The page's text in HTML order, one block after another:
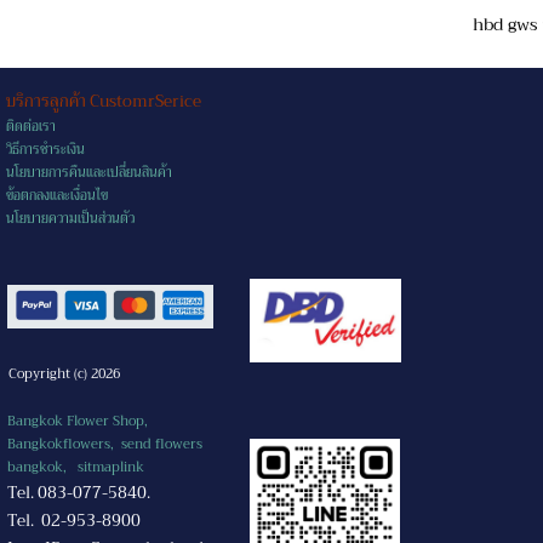
hbd gws
บริการลูกค้า CustomrSerice
ติดต่อเรา
วิธีการชำระเงิน
นโยบายการคืนและเปลี่ยนสินค้า
ข้อตกลงและเงื่อนไข
นโยบายความเป็นส่วนตัว
Copyright (c) 2026
Bangkok Flower Shop,
Bangkokflowers, send flowers
bangkok, sitmaplink
Tel. 083-077-5840.
Tel. 02-953-8900